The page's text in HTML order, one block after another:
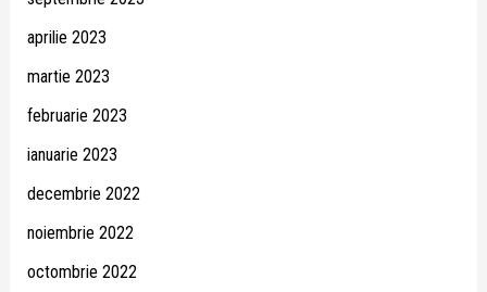
aprilie 2023
martie 2023
februarie 2023
ianuarie 2023
decembrie 2022
noiembrie 2022
octombrie 2022